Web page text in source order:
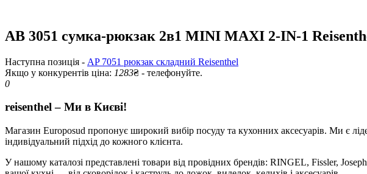
AB 3051 сумка-рюкзак 2в1 MINI MAXI 2-IN-1
Наступна позиція - AP 7051 рюкзак складний Reisenthel
Якщо у конкурентів ціна: 1283₴ - телефонуйте.
0
reisenthel – Ми в Києві!
Магазин Europosud пропонує широкий вибір посуду та кухонних аксесуарів. Ми є
індивідуальний підхід до кожного клієнта.
У нашому каталозі представлені товари від провідних брендів: RINGEL, Fissler,